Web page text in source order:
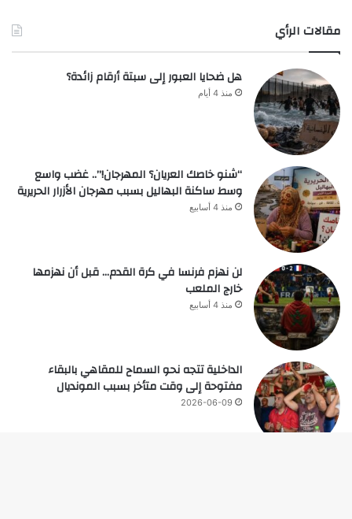
مقالات الرأي
هل ضحايا العبور إلى سبتة أرقام زائدة؟
منذ 4 أيام
“شنو خاصك العريان؟ المهرجان!”.. غضب واسع
وسط ساكنة البهاليل بسبب مهرجان الأزرار الحريرية
منذ 4 أسابيع
لن نهزم فرنسا في كرة القدم… قبل أن نهزمها
خارج الملعب
منذ 4 أسابيع
الداخلية تتجه نحو السماح للمقاهي بالبقاء
مفتوحة إلى وقت متأخر بسبب المونديال
2026-06-09